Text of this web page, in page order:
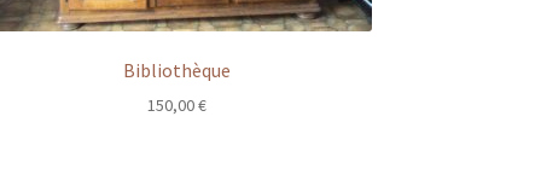
Bibliothèque
150,00€